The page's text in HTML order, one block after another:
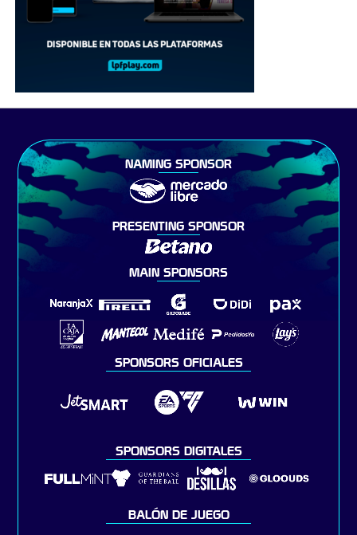
NAMING SPONSOR
PRESENTING SPONSOR
MAIN SPONSORS
SPONSORS OFICIALES
SPONSORS DIGITALES
BALÓN DE JUEGO